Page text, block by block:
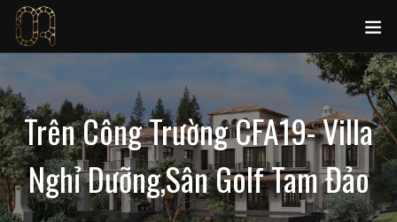
Trên Công Trường CFA19- Villa
Nghỉ Dưỡng,sân Golf Tam Đảo